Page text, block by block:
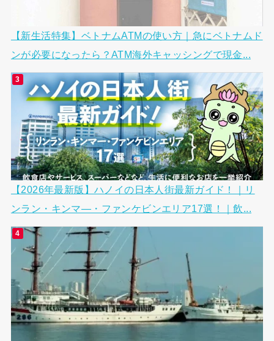
【新生活特集】ベトナムATMの使い方｜急にベトナムド
ンが必要になったら？ATM海外キャッシングで現金...
【2026年最新版】ハノイの日本人街最新ガイド！｜リ
ンラン・キンマ―・ファンケビンエリア17選！｜飲...